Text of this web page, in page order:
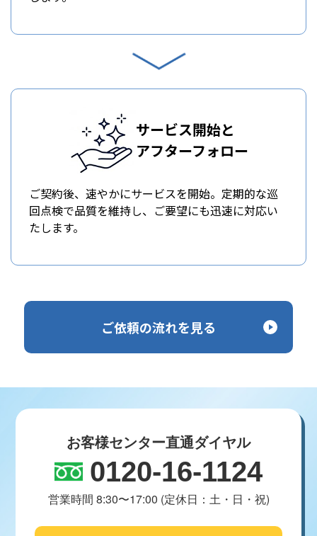
サービス開始と
アフターフォロー
ご契約後、速やかにサービスを開始。定期的な巡
回点検で品質を維持し、ご要望にも迅速に対応い
たします。
ご依頼の流れを見る
お客様センター直通ダイヤル
0120-16-1124
営業時間 8:30〜17:00 (定休日：土・日・祝)